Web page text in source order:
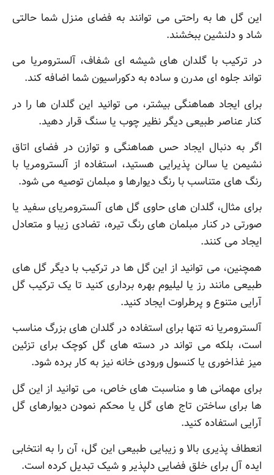
این گل ها به راحتی می توانند به فضای منزل شما حالتی
شاد و دلنشین ببخشند.
در ترکیب با گلدان های شیشه ای شفاف، آلسترومریا می
تواند جلوه ای مدرن و ساده به دکوراسیون شما اضافه کند.
برای ایجاد هماهنگی بیشتر، می توانید این گلدان ها را در
کنار عناصر طبیعی دیگر نظیر چوب یا سنگ قرار دهید.
اگر به دنبال ایجاد حس هماهنگی و توازن در فضای اتاق
نشیمن یا سالن پذیرایی هستید، استفاده از آلسترومریا با
رنگ های متناسب با رنگ دیوارها و مبلمان توصیه می شود.
برای مثال، گلدان های حاوی گل های آلسترومریای سفید یا
صورتی در کنار مبلمان های رنگ تیره، تضادی زیبا و متعادل
ایجاد می کنند.
همچنین، می توانید از این گل ها در ترکیب با دیگر گل های
طبیعی مانند رز یا لیلیوم بهره برداری کنید تا یک ترکیب گل
آرایی متنوع و پرطراوت ایجاد کنید.
آلسترومریا نه تنها برای استفاده در گلدان های بزرگ مناسب
است، بلکه می تواند در دسته های گل کوچک برای تزئین
میز غذاخوری یا کنسول ورودی خانه نیز به کار برده شود.
برای مهمانی ها و مناسبت های خاص، می توانید از این گل
ها برای ساختن تاج های گل یا محکم نمودن دیوارهای گل
آرایی استفاده کنید.
انعطاف پذیری بالا و زیبایی طبیعی این گل، آن را به انتخابی
ایده آل برای خلق فضایی دلپذیر و شیک تبدیل کرده است.